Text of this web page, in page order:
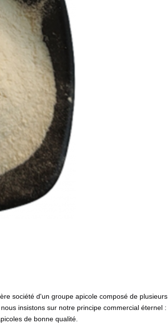
société d'un groupe apicole composé de
insistons sur notre principe commercial éternel
de bonne qualité.